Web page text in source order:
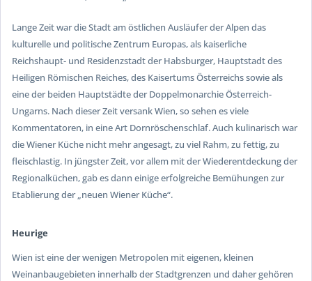
Lange Zeit war die Stadt am östlichen Ausläufer der Alpen das
kulturelle und politische Zentrum Europas, als kaiserliche
Reichshaupt- und Residenzstadt der Habsburger, Hauptstadt des
Heiligen Römischen Reiches, des Kaisertums Österreichs sowie als
eine der beiden Hauptstädte der Doppelmonarchie Österreich-
Ungarns. Nach dieser Zeit versank Wien, so sehen es viele
Kommentatoren, in eine Art Dornröschenschlaf. Auch kulinarisch war
die Wiener Küche nicht mehr angesagt, zu viel Rahm, zu fettig, zu
fleischlastig. In jüngster Zeit, vor allem mit der Wiederentdeckung der
Regionalküchen, gab es dann einige erfolgreiche Bemühungen zur
Etablierung der „neuen Wiener Küche“.
Heurige
Wien ist eine der wenigen Metropolen mit eigenen, kleinen
Weinanbaugebieten innerhalb der Stadtgrenzen und daher gehören